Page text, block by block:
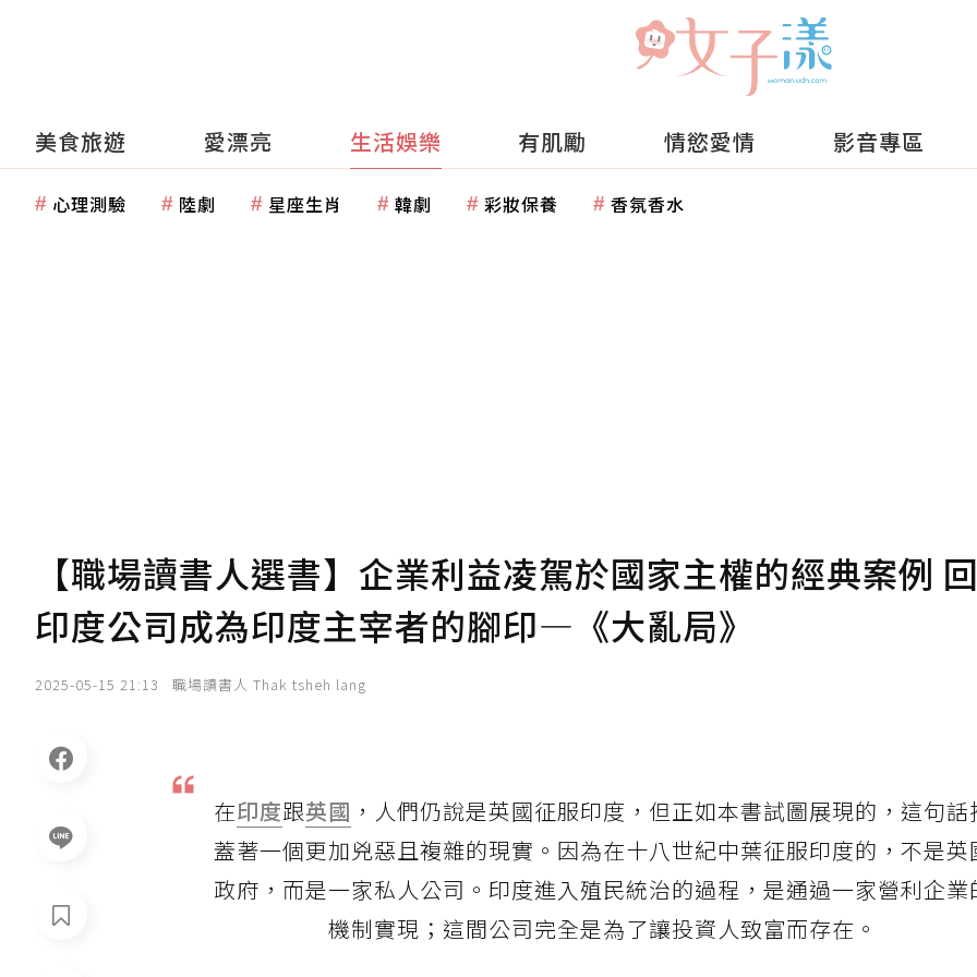
美食旅遊 愛漂亮 生活娛樂 有肌勵 情慾愛情 影音專區
心理測驗 陸劇 星座生肖 韓劇 彩妝保養 香氛香水
【職場讀書人選書】企業利益凌駕於國家主權的經典案例
印度公司成為印度主宰者的腳印—《大亂局》
2025-05-15 21:13 職場讀書人 Thak tsheh lang
在印度跟英國 ，人們仍說是英國征服印度，但正如本書試圖展現的，這句話
蓋著一個更加兇惡且複雜的現實。因為在十八世紀中葉征服印度的，不是英
政府，而是一家私人公司。印度進入殖民統治的過程，是通過一家營利企業
機制實現；這間公司完全是為了讓投資人致富而存在。